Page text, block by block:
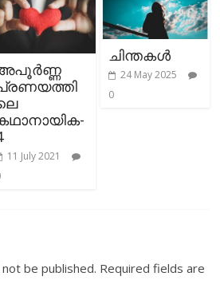
11 July 2021
ചിന്തകൾ
24 May 2025
0
be published. Required fields are